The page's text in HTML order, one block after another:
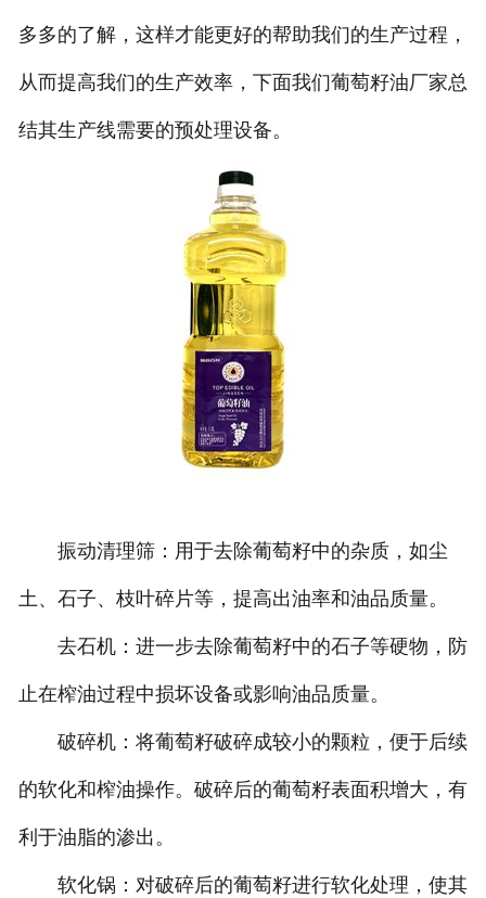
多多的了解，这样才能更好的帮助我们的生产过程，
从而提高我们的生产效率，下面我们葡萄籽油厂家总
结其生产线需要的预处理设备。
振动清理筛：用于去除葡萄籽中的杂质，如尘
土、石子、枝叶碎片等，提高出油率和油品质量。
去石机：进一步去除葡萄籽中的石子等硬物，防
止在榨油过程中损坏设备或影响油品质量。
破碎机：将葡萄籽破碎成较小的颗粒，便于后续
的软化和榨油操作。破碎后的葡萄籽表面积增大，有
利于油脂的渗出。
软化锅：对破碎后的葡萄籽进行软化处理，使其